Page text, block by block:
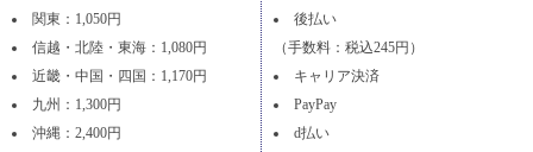
関東：1,050円
信越・北陸・東海：1,080円
近畿・中国・四国：1,170円
九州：1,300円
沖縄：2,400円
後払い
（手数料：税込245円）
キャリア決済
PayPay
d払い